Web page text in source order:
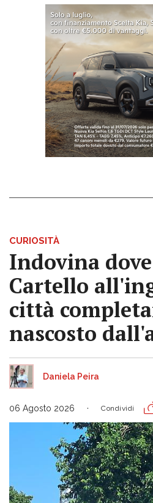
CURIOSITÀ
Indovina
Cartello
città
nascosto
Daniela Peira
06 Agosto 2026 Condividi